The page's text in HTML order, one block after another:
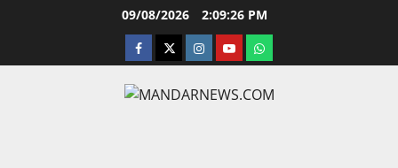
09/08/2026 2:09:27 PM
facebooktwitterinstagram.com
youtubewhatsapp